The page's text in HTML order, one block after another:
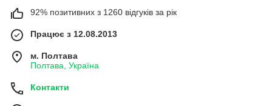
92% позитивних з 1260 відгуків за рік
Працює з 12.08.2013
м. Полтава
Полтава, Україна
Контакти